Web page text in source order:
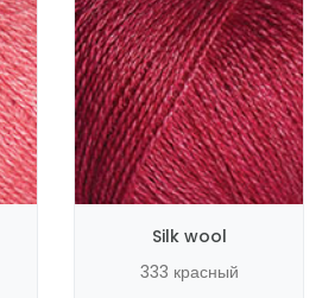
Silk wool
333 красный